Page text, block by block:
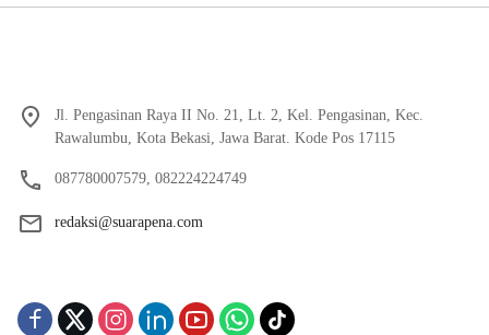
Jl. Pengasinan Raya II No. 21, Lt. 2, Kel. Pengasinan, Kec.
Rawalumbu, Kota Bekasi, Jawa Barat. Kode Pos 17115
087780007579, 082224224749
redaksi@suarapena.com